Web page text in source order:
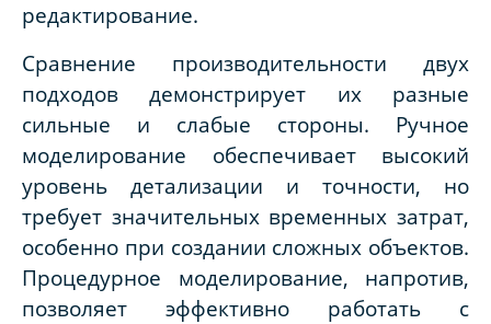
редактирование.
Сравнение производительности двух
подходов демонстрирует их разные
сильные и слабые стороны. Ручное
моделирование обеспечивает высокий
уровень детализации и точности, но
требует значительных временных затрат,
особенно при создании сложных объектов.
Процедурное моделирование, напротив,
позволяет эффективно работать с